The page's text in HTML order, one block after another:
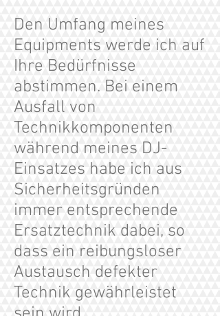
Den Umfang meines
Equipments werde ich auf
Ihre Bedürfnisse
abstimmen. Bei einem
Ausfall von
Technikkomponenten
während meines DJ-
Einsatzes habe ich aus
Sicherheitsgründen
immer entsprechende
Ersatztechnik dabei, so
dass ein reibungsloser
Austausch defekter
Technik gewährleistet